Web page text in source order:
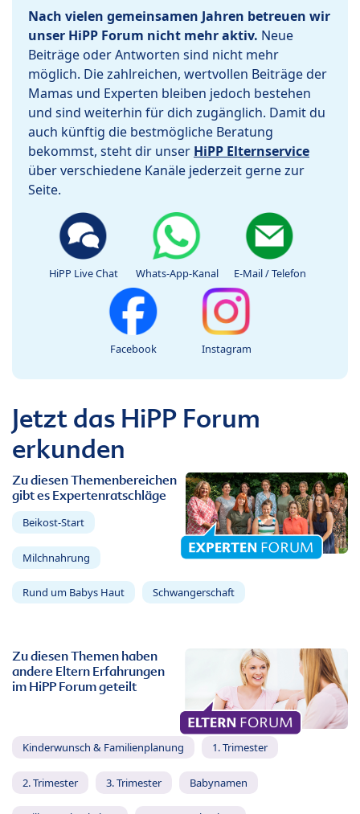
Nach vielen gemeinsamen Jahren betreuen wir
unser HiPP Forum nicht mehr aktiv. Neue
Beiträge oder Antworten sind nicht mehr
möglich. Die zahlreichen, wertvollen Beiträge der
Mamas und Experten bleiben jedoch bestehen
und sind weiterhin für dich zugänglich. Damit du
auch künftig die bestmögliche Beratung
bekommst, steht dir unser HiPP Elternservice
über verschiedene Kanäle jederzeit gerne zur
Seite.
HiPP Live Chat Whats-App-Kanal E-Mail / Telefon
Facebook Instagram
Jetzt das HiPP Forum
erkunden
Zu diesen Themenbereichen
gibt es Expertenratschläge
Beikost-Start
Milchnahrung
Rund um Babys Haut Schwangerschaft
Zu diesen Themen haben
andere Eltern Erfahrungen
im HiPP Forum geteilt
Kinderwunsch & Familienplanung 1. Trimester
2. Trimester 3. Trimester Babynamen